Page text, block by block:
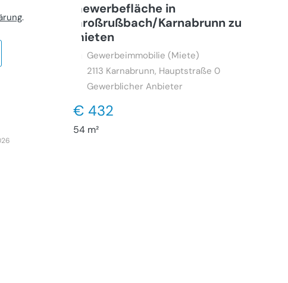
Gewerbefläche in
Großrußbach/Karnabrunn zu
mieten
Gewerbeimmobilie (Miete)
2113 Karnabrunn, Hauptstraße 0
Gewerblicher Anbieter
€ 432
54 m²
.